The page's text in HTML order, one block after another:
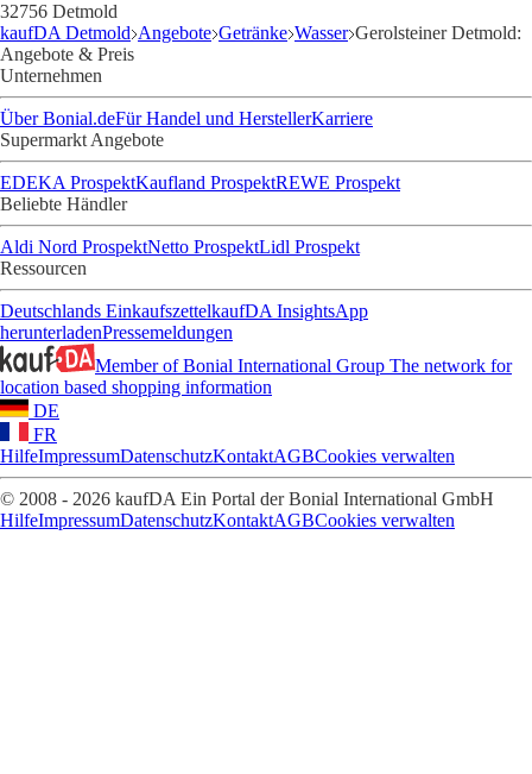
32756 Detmold
kaufDA Detmold Angebote Getränke Wasser Gerolsteiner Detmold:
Angebote & Preis
Unternehmen
Über Bonial.deFür Handel und HerstellerKarriere
Supermarkt Angebote
EDEKA ProspektKaufland ProspektREWE Prospekt
Beliebte Händler
Aldi Nord ProspektNetto ProspektLidl Prospekt
Ressourcen
Deutschlands EinkaufszettelkaufDA InsightsApp
herunterladenPressemeldungen
Member of Bonial International Group The network for
location based shopping information
DE
FR
HilfeImpressumDatenschutzKontaktAGBCookies verwalten
© 2008 - 2026 kaufDA Ein Portal der Bonial International GmbH
HilfeImpressumDatenschutzKontaktAGBCookies verwalten